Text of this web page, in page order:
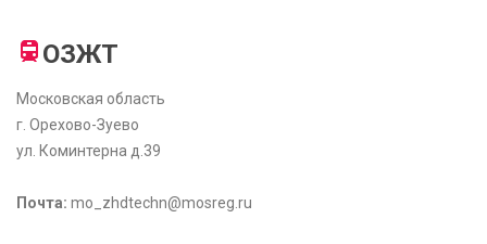
ОЗЖТ
Московская область
г. Орехово-Зуево
ул. Коминтерна д.39
Почта: mo_zhdtechn@mosreg.ru